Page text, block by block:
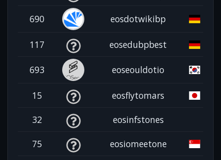
690 eosdotwikibp
117 eosedubpbest
693 eoseouldotio
15 eosflytomars
32 eosinfstones
75 eosiomeetone